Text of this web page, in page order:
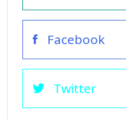
Facebook
Twitter